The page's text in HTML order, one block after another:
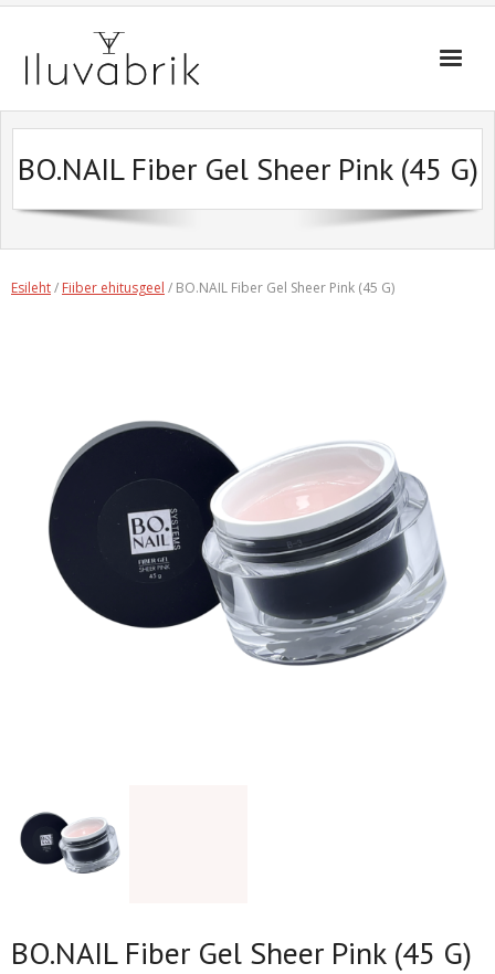
Skip
content
BO.NAIL Fiber Gel Sheer Pink (45 G)
Esileht/ Fiiber ehitusgeel / BO.NAIL Fiber Gel Sheer Pink (45 G)
BO.NAIL Fiber Gel Sheer Pink (45 G)